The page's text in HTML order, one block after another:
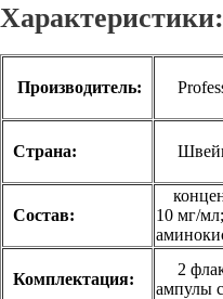
Характеристики:
Производитель:
Страна:
Состав:
10 мг/
Комплектация:
2
ампулы